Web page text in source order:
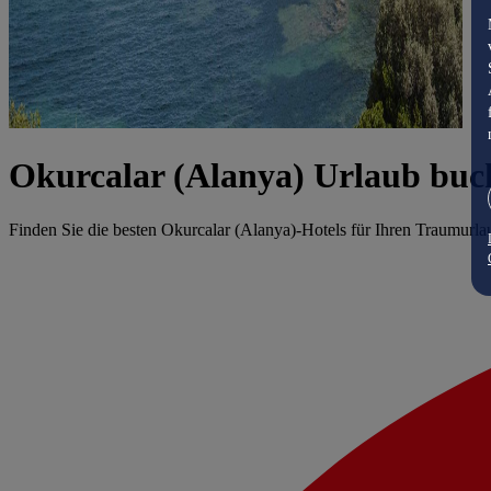
Okurcalar (Alanya) Urlaub
Finden Sie die besten Okurcalar (Alanya)-Hotels für Ihren